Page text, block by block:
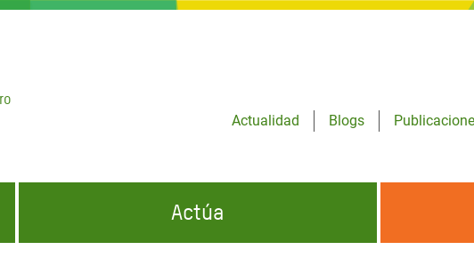
Actualidad
Blogs
Actúa